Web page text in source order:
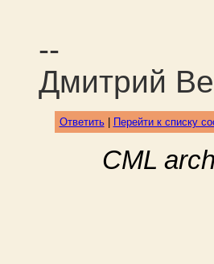
--
Дмитрий
Ответить| Перейти к списку
CML